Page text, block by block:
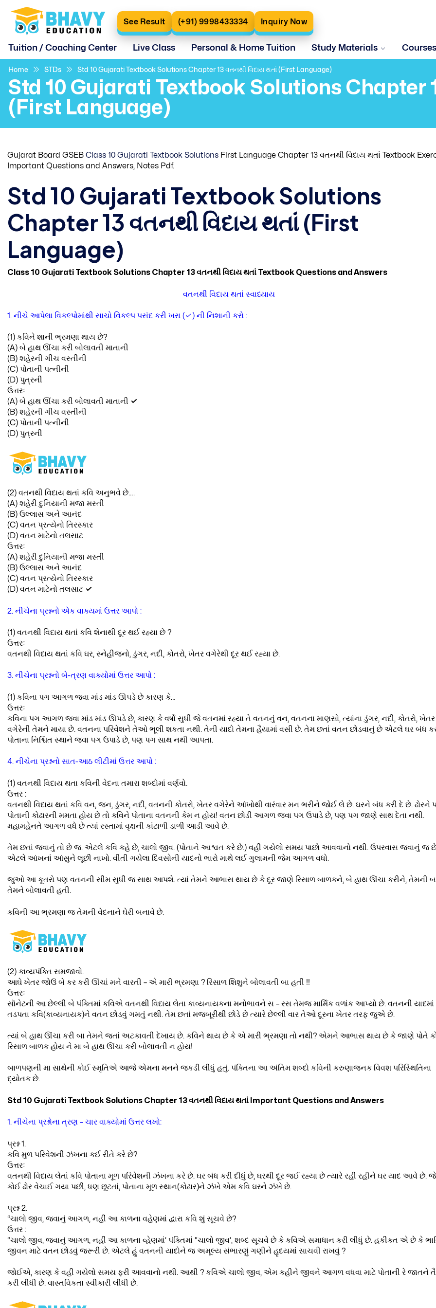
See Result (+91) 9998433334 Inquiry Now
Tuition / Coaching Center Live Class Personal & Home Tuition Study Materials Courses
Home STDs Std 10 Gujarati Textbook Solutions Chapter 13 વતનથી વિદાય થતાં (First Language)
Std 10 Gujarati Textbook Solutions Chapter
(First Language)
Gujarat Board GSEB Class 10 Gujarati Textbook Solutions First Language Chapter 13 વતનથી વિદાય થતાં Textbook
Important Questions and Answers, Notes Pdf.
Std 10 Gujarati Textbook Solutions
Chapter 13 વતનથી વિદાય થતાં (First
Language)
Class 10 Gujarati Textbook Solutions Chapter 13 વતનથી વિદાય થતાં Textbook Questions and Answers
વતનથી વિદાય થતાં સ્વાધ્યાય
1. નીચે આપેલા વિકલ્પોમાંથી સાચો વિકલ્પ પસંદ કરી ખરા (✓) ની નિશાની કરો :
(1) કવિને શાની ભ્રમણા થાય છે?
(A) બે હાથ ઊંચા કરી બોલાવતી માતાની
(B) શહેરની ગીચ વસ્તીની
(C) પોતાની પત્નીની
(D) પુત્રની
ઉત્તરઃ
(A) બે હાથ ઊંચા કરી બોલાવતી માતાની ✓
(B) શહેરની ગીચ વસ્તીની
(C) પોતાની પત્નીની
(D) પુત્રની
(2) વતનથી વિદાય થતાં કવિ અનુભવે છે….
(A) શહેરી દુનિયાની મજા મસ્તી
(B) ઉલ્લાસ અને આનંદ
(C) વતન પ્રત્યેનો તિરસ્કાર
(D) વતન માટેનો તલસાટ
ઉત્તરઃ
(A) શહેરી દુનિયાની મજા મસ્તી
(B) ઉલ્લાસ અને આનંદ
(C) વતન પ્રત્યેનો તિરસ્કાર
(D) વતન માટેનો તલસાટ ✓
2. નીચેના પ્રશ્નનો એક વાક્યમાં ઉત્તર આપો :
(1) વતનથી વિદાય થતાં કવિ શેનાથી દૂર થઈ રહ્યા છે ?
ઉત્તરઃ
વતનથી વિદાય થતાં કવિ ઘર, સ્નેહીજનો, ડુંગર, નદી, કોતરો, ખેતર વગેરેથી દૂર થઈ રહ્યા છે.
3. નીચેના પ્રશ્નનો બે-ત્રણ વાક્યોમાં ઉત્તર આપો :
(1) કવિના પગ આગળ જવા માંડ માંડ ઊપડે છે કારણ કે…
ઉત્તરઃ
કવિના પગ આગળ જવા માંડ માંડ ઊપડે છે, કારણ કે વર્ષો સુધી જે વતનમાં રહ્યા તે વતનનું વન, વતનના માણસો, ત્યાંના ડુંગર, નદી, કોતરો, ખેતર
વગેરેની તેમને માયા છે. વતનના પરિવેશને તેઓ ભૂલી શકતા નથી. તેની યાદો તેમના હૈયામાં વસી છે. તેમ છતાં વતન છોડવાનું છે એટલે ઘર બંધ
પોતાના નિશ્ચિત સ્થાને જવા પગ ઉપાડે છે, પણ પગ સાથ નથી આપતા.
4. નીચેના પ્રશ્નનો સાત-આઠ લીટીમાં ઉત્તર આપો :
(1) વતનથી વિદાય થતા કવિની વેદના તમારા શબ્દોમાં વર્ણવો.
ઉત્તર :
વતનથી વિદાય થતાં કવિ વન, જન, ડુંગર, નદી, વતનની કોતરો, ખેતર વગેરેને આંખોથી વારંવાર મન ભરીને જોઈ લે છે. ઘરને બંધ કરી દે છે. ઢોરને
પોતાની કોઢારની મમતા હોય છે તો કવિને પોતાના વતનની કેમ ન હોય! વતન છોડી આગળ જવા પગ ઉપાડે છે, પણ પગ જાણે સાથ દેતા નથી.
મહામહેનતે આગળ વધે છે ત્યાં રસ્તામાં વૃક્ષની કાંટાળી ડાળી આડી આવે છે.
તેમ છતાં જવાનું તો છે જ. એટલે કવિ કહે છે, ચાલો જીવ. (પોતાને આશ્વત કરે છે.) વહી ગયેલો સમય પાછો આવવાનો નથી. ઉપરવાસ જવાનું જ
એટલે આંખનાં આંસુને લૂછી નાખો. વીતી ગયેલા દિવસોની યાદનો ભારો માથે લઈ ગુલામની જેમ આગળ વધો.
જુઓ આ કૂતરો પણ વતનની સીમ સુધી જ સાથ આપશે. ત્યાં તેમને આભાસ થાય છે કે દૂર જાણે રિસાળ બાળકને, બે હાથ ઊંચા કરીને, તેમની
તેમને બોલાવતી હતી.
કવિની આ ભ્રમણા જ તેમની વેદનાને ઘેરી બનાવે છે.
(2) કાવ્યપંક્તિ સમજાવો.
આઘે ખેતર જોઉં બે કર કરી ઊંચાં મને વારતી – એ મારી ભ્રમણા ? રિસાળ શિશુને બોલાવતી બા હતી !!
ઉત્તરઃ
સૉનેટની આ છેલ્લી બે પંક્તિમાં કવિએ વતનથી વિદાય લેતા કાવ્યનાયકના મનોભાવને સ – રસ તેમજ માર્મિક વળાંક આપ્યો છે. વતનની યાદમાં
તડપતા કવિ(કાવ્યનાયક)ને વતન છોડવું ગમતું નથી. તેમ છતાં મજબૂરીથી છોડે છે ત્યારે છેલ્લી વાર તેઓ દૂરના ખેતર તરફ જુએ છે.
ત્યાં બે હાથ ઊંચા કરી બા તેમને જતાં અટકાવતી દેખાય છે. કવિને થાય છે કે એ મારી ભ્રમણા તો નથી? એમને આભાસ થાય છે કે જાણે પોતે
રિસાળ બાળક હોય ને મા બે હાથ ઊંચા કરી બોલાવતી ન હોય!
બાળપણની મા સાથેની કોઈ સ્મૃતિએ આજે એમના મનને જકડી લીધું હતું. પંક્તિના આ અંતિમ શબ્દો કવિની કરુણાજનક વિવશ પરિસ્થિતિના
દ્યોતક છે.
Std 10 Gujarati Textbook Solutions Chapter 13 વતનથી વિદાય થતાં Important Questions and Answers
1. નીચેના પ્રશ્નોના ત્રણ – ચાર વાક્યોમાં ઉત્તર લખો:
પ્રશ્ન 1.
કવિ મુળ પરિવેશની ઝંખના કઈ રીતે કરે છે?
ઉત્તરઃ
વતનથી વિદાય લેતાં કવિ પોતાના મૂળ પરિવેશની ઝંખના કરે છે. ઘર બંધ કરી દીધું છે, ઘરથી દૂર જઈ રહ્યા છે ત્યારે રહી રહીને ઘર યાદ આવે છે.
કોઈ ઢોર વેચાઈ ગયા પછી, ધણ છૂટતાં, પોતાના મૂળ સ્થાન(કોઢાર)ને ઝંખે એમ કવિ ઘરને ઝંખે છે.
પ્રશ્ન 2.
“ચાલો જીવ, જવાનું આગળ, નહીં આ કાળના વહેણમાં દ્વારા કવિ શું સૂચવે છે?
ઉત્તર :
“ચાલો જીવ, જવાનું આગળ, નહીં આ કાળના વ્હેણમાં’ પંક્તિમાં “ચાલો જીવ’, શબ્દ સૂચવે છે કે કવિએ સમાધાન કરી લીધું છે. હકીકત એ છે કે
જીવન માટે વતન છોડવું જરૂરી છે. એટલે હું વતનની યાદોને જ અમૂલ્ય સંભારણું ગણીને હૃદયમાં સાચવી રાખવું ?
જોઈએ, કારણ કે વહી ગયેલો સમય ફરી આવવાનો નથી. આથી ? કવિએ ચાલો જીવ, એમ કહીને જીવને આગળ વધવા માટે પોતાની રે જાતને
કરી લીધી છે. વાસ્તવિકતા સ્વીકારી લીધી છે.